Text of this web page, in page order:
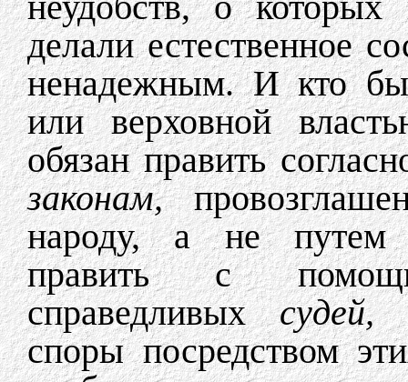
делали естественное
ненадежным. И кто бы
или верховной
обязан править
законам,
народу, а не путем
править с
справедливыхсудей,
споры посредством